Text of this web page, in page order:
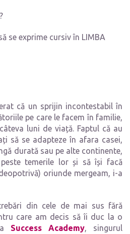
se exprime cursiv în LIMBA
că un sprijin incontestabil în
pe care le facem în familie,
luni de viață. Faptul că au
să se adapteze în afara casei,
durată sau pe alte continente,
temerile lor și să își facă
oriunde mergeam, i-a
din cele de mai sus fără
care am decis să îi duc la o
Success Academy, singurul